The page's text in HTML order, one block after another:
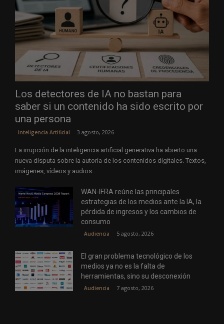
Los detectores de IA no bastan para
saber si un contenido ha sido escrito por
una persona
Inteligencia Artificial 3 agosto, 2026
La irrupción de la inteligencia artificial generativa ha abierto una
nueva disputa sobre la autoría de los contenidos digitales. Textos,
imágenes, vídeos y audios...
WAN-IFRA reúne las principales
estrategias de los medios ante la IA, la
pérdida de ingresos y los cambios de
consumo
Audiencia 5 agosto, 2026
El gran problema tecnológico de los
medios ya no es la falta de
herramientas, sino su desconexión
Audiencia 7 agosto, 2026